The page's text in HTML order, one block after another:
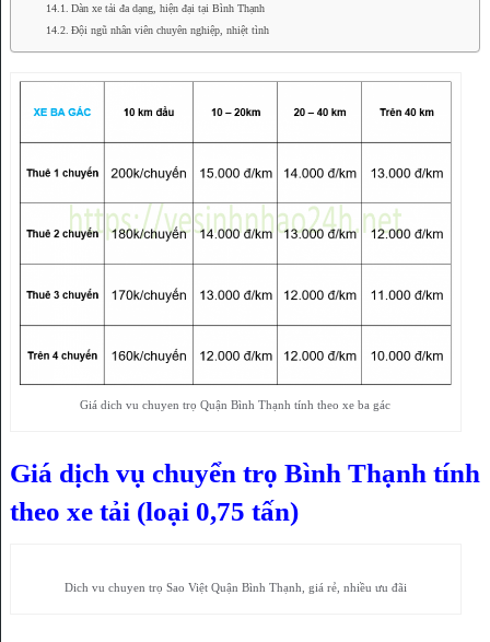
Dàn xe tải đa dạng, hiện đại tại Bình Thạnh
Đội ngũ nhân viên chuyên nghiệp, nhiệt tình
Giá dich vu chuyen trọ Quận Bình Thạnh tính theo xe ba gác
Giá dịch vụ chuyển trọ Bình Thạnh tính
theo xe tải (loại 0,75 tấn)
Dich vu chuyen trọ Sao Việt Quận Bình Thạnh, giá rẻ, nhiều ưu đãi